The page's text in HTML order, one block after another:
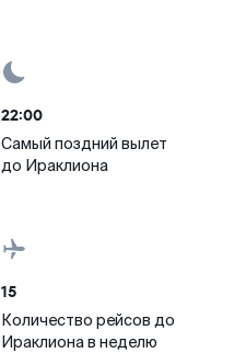
22:00
Самый поздний вылет
до Ираклиона
15
Количество рейсов до
Ираклиона в неделю